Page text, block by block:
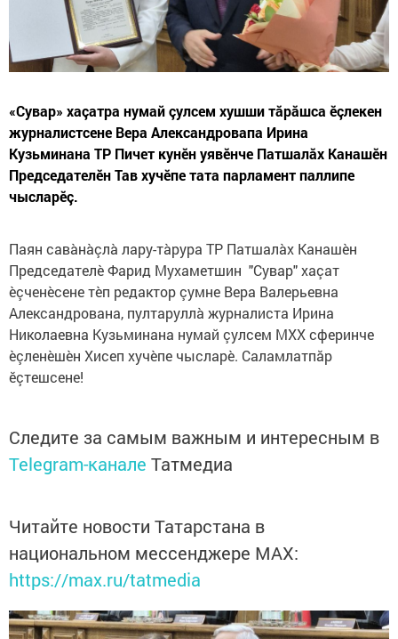
«Сувар» хаçатра нумай çулсем хушши тăрăшса ӗçлекен
журналистсене Вера Александровапа Ирина
Кузьминана ТР Пичет кунӗн уявӗнче Патшалăх Канашӗн
Председателӗн Тав хучӗпе тата парламент паллипе
чысларӗç.
Паян савàнàçлà лару-тàрура ТР Патшалàх Канашèн
Председателè Фарид Мухаметшин "Сувар" хаçат
èçченèсене тèп редактор çумне Вера Валерьевна
Александрована, пултаруллà журналиста Ирина
Николаевна Кузьминана нумай çулсем МХХ сферинче
èçленèшèн Хисеп хучèпе чысларè. Саламлатпăр
ӗçтешсене!
Следите за самым важным и интересным в
Telegram-канале Татмедиа
Читайте новости Татарстана в
национальном мессенджере MАХ:
https://max.ru/tatmedia